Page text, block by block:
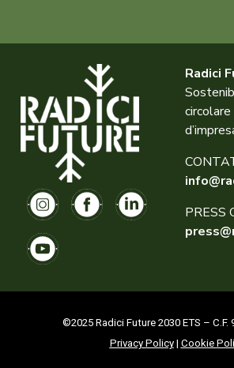
Radici
PRESS
©2025 Radici Future 2030 ETS – C.F.
Privacy Policy| Cookie